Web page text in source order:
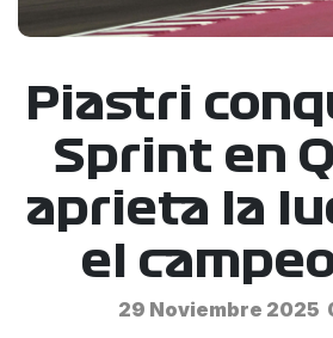
Piastri
Sprint en
aprieta la
el
29 Noviembre 2025